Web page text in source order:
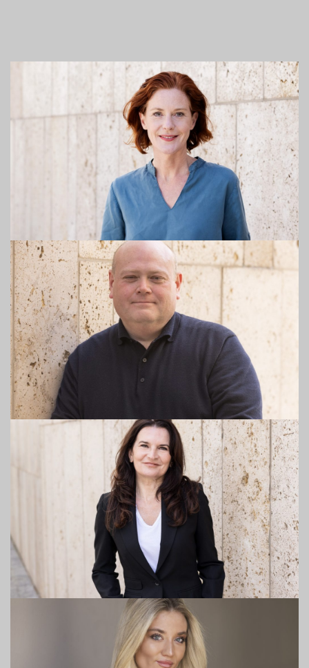
Ann Dempsey
Partner
Oliver Doyle
Partner
Nicole Nibel
Senior Consultant